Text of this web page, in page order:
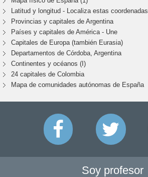
Latitud y longitud - Localiza estas coordenadas
Provincias y capitales de Argentina
Países y capitales de América - Une
Capitales de Europa (también Eurasia)
Departamentos de Córdoba, Argentina
Continentes y océanos (I)
24 capitales de Colombia
Mapa de comunidades autónomas de España
Soy profesor